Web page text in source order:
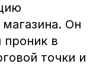
Он
проник в
точки и